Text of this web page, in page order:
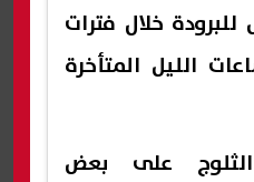
خلال فترات
الليل المتأخرة
على بعض